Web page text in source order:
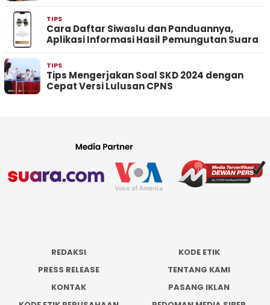
TIPS
Cara Daftar Siwaslu dan Panduannya,
Aplikasi Informasi Hasil Pemungutan Suara
TIPS
Tips Mengerjakan Soal SKD 2024 dengan
Cepat Versi Lulusan CPNS
REDAKSI
KODE ETIK
PRESS RELEASE
TENTANG KAMI
KONTAK
PASANG IKLAN